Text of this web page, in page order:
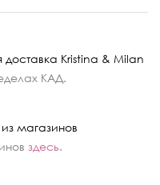
Kristina & Milan
КАД.
магазинов
здесь.